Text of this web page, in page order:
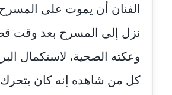
مدونة كيندا فائز
مدونة ليلى سرحان
الفنان أن يموت على
نزل إلى المسرح بعد وقت
وعكته الصحية، لاستكمال
كل من شاهده إنه كان